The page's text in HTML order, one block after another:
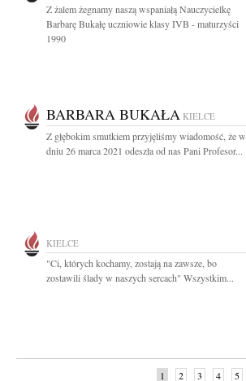
Z żalem żegnamy naszą wspaniałą Nauczycielkę
Barbarę Bukałę uczniowie klasy IVB - maturzyści
1990
BARBARA BUKAŁA KIELCE
Z głębokim smutkiem przyjęliśmy wiadomość, że w
dniu 26 marca 2021 odeszła od nas Pani Profesor...
KIELCE
"Ci, których kochamy, zostają na zawsze, bo
zostawili ślady w naszych sercach" Wszystkim...
1 2 3 4 5